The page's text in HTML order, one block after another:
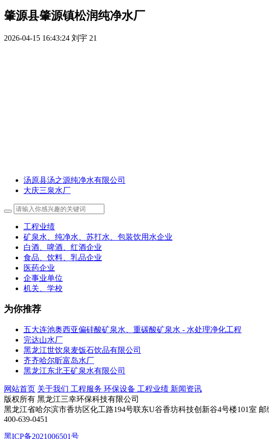
肇源县肇源镇松润纯净水厂
2026-04-15 16:43:24 刘宇 21
汤原县汤之源纯净水有限公司
大庆三泉水厂
工程业绩
矿泉水、纯净水、苏打水、包装饮用水企业
白酒、啤酒、红酒企业
食品、饮料、乳品企业
医药企业
企事业单位
机关、学校
为你推荐
五大连池奥西亚偏硅酸矿泉水、重碳酸矿泉水 - 水处理净化工程
完达山水厂
黑龙江世饮泉麦饭石饮品有限公司
齐齐哈尔昕富岛水厂
黑龙江东北王矿泉水有限公司
网站首页 关于我们 工程服务 环保设备 工程业绩 新闻资讯
版权所有 黑龙江三幸环保科技有限公司
黑龙江省哈尔滨市香坊区化工路194号联东U谷香坊科技创新谷4号楼101室 邮
400-639-0451
黑ICP备2021006501号